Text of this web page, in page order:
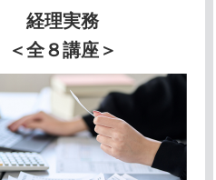
経理実務
＜全８講座＞